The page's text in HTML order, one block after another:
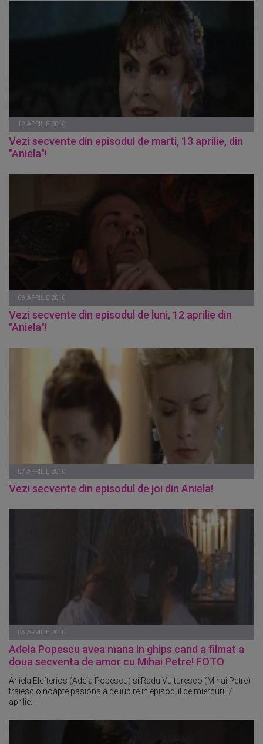
12 APRILIE 2010
Vezi secvente din episodul de marti, 13 aprilie, din
"Aniela"!
08 APRILIE 2010
Vezi secvente din episodul de luni, 12 aprilie din
"Aniela"!
07 APRILIE 2010
Vezi secvente din episodul de joi din Aniela!
06 APRILIE 2010
Adela Popescu avea mana in ghips cand a filmat a
doua secventa de amor cu Mihai Petre! FOTO
Aniela Elefterios (Adela Popescu) si Radu Vulturesco (Mihai Petre)
traiesc o noapte pasionala de iubire in episodul de miercuri, 7
aprilie...